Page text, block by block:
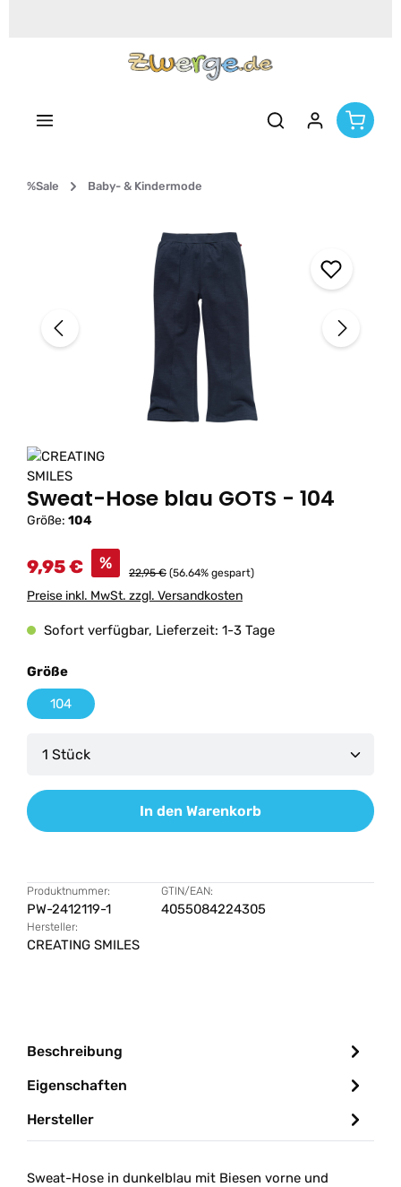
%Sale Baby- & Kindermode
Bildergalerie überspringen
Sweat-Hose blau GOTS - 104
Größe: 104
9,95 € % 22,95 € (56.64% gespart)
Preise inkl. MwSt. zzgl. Versandkosten
Sofort verfügbar, Lieferzeit: 1-3 Tage
Größeauswählen
104
Produkt Anzahl: Gib den gewünschten Wert
In den Warenkorb
Produktnummer:
PW-2412119-1
GTIN/EAN:
4055084224305
Hersteller:
CREATING SMILES
Beschreibung
Eigenschaften
Hersteller
Sweat-Hose in dunkelblau mit Biesen vorne und